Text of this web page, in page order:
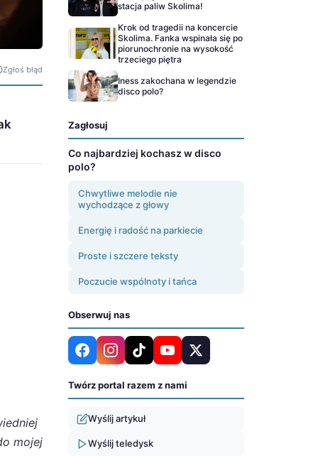
Zgłoś błąd
mojej
stacja paliw Skolima!
Krok od tragedii na koncercie
Skolima. Fanka wspinała się po
piorunochronie na wysokość
trzeciego piętra
Iness zakochana w legendzie
disco polo?
Zagłosuj
Co najbardziej kochasz w disco
polo?
Chwytliwe melodie nie
wychodzące z głowy
Energię i radość na parkiecie
Proste i szczere teksty
Poczucie wspólnoty i tańca
Obserwuj nas
Twórz portal razem z nami
Wyślij artykuł
Wyślij teledysk